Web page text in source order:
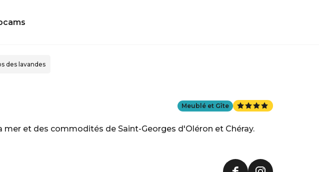
des lavandes
et des commodités de Saint-Georges d'Oléron et Chéray.
Meublé et Gîte